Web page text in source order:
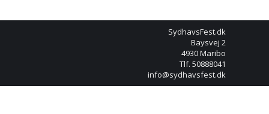
SydhavsFest.dk
Baysvej 2
4930 Maribo
Tlf. 50888041
info@sydhavsfest.dk